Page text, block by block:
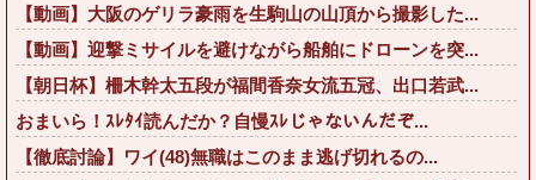
【動画】大阪のゲリラ豪雨を生駒山の山頂から撮影した...
【動画】迎撃ミサイルを避けながら船舶にドローンを突...
【朝日杯】柵木幹太五段が福間香奈女流五冠、出口若武...
おまいら！ｽﾚﾀｲ読んだか？自慢ｽﾚじゃないんだぞ...
【徹底討論】ワイ(48)無職はこのまま逃げ切れるの...